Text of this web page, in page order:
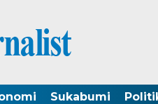
Sukabumi